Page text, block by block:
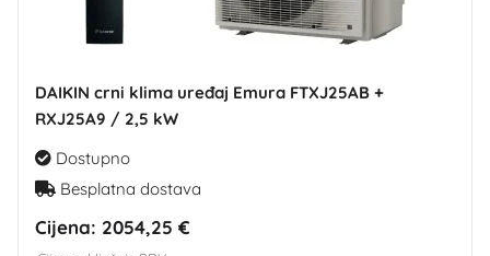
DAIKIN crni klima uređaj Emura FTXJ25AB +
RXJ25A9 / 2,5 kW
Dostupno
Besplatna dostava
Cijena: 2054,25 €